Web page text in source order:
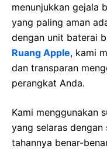
menunjukkan gejala
yang paling aman
dengan unit baterai
Ruang Apple, kami
dan transparan
perangkat Anda.
Kami menggunakan
yang selaras
tahannya benar-